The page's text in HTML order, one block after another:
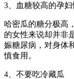
3、血糖较高的孕妇
哈密瓜的糖分极高
的女性来说却并非
娠糖尿病，对身体
慎食用。
4、不要吃冷藏瓜